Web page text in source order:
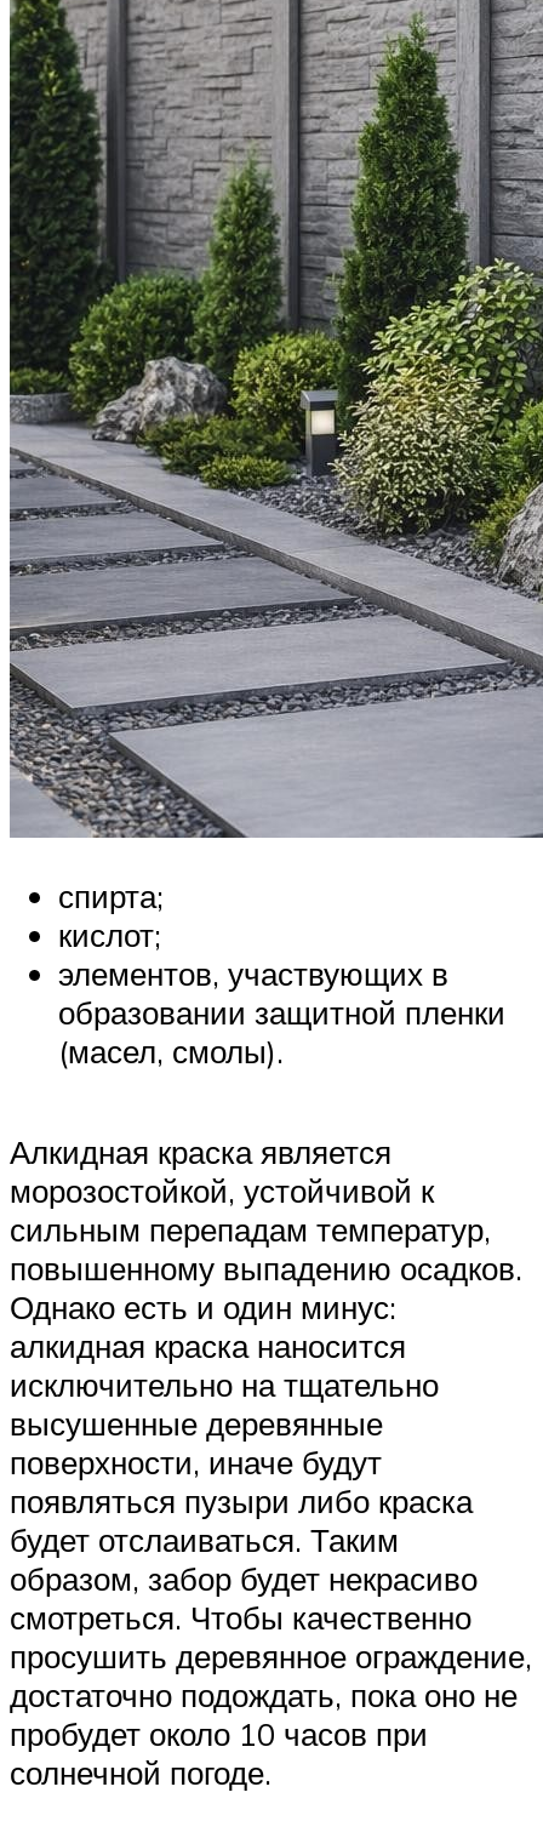
спирта;
кислот;
элементов, участвующих в
образовании защитной пленки
(масел, смолы).
Алкидная краска является
морозостойкой, устойчивой к
сильным перепадам температур,
повышенному выпадению осадков.
Однако есть и один минус:
алкидная краска наносится
исключительно на тщательно
высушенные деревянные
поверхности, иначе будут
появляться пузыри либо краска
будет отслаиваться. Таким
образом, забор будет некрасиво
смотреться. Чтобы качественно
просушить деревянное ограждение,
достаточно подождать, пока оно не
пробудет около 10 часов при
солнечной погоде.